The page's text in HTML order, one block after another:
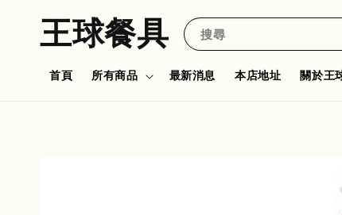
王球餐具 搜尋
首頁 所有商品 最新消息 本店地址 關於王